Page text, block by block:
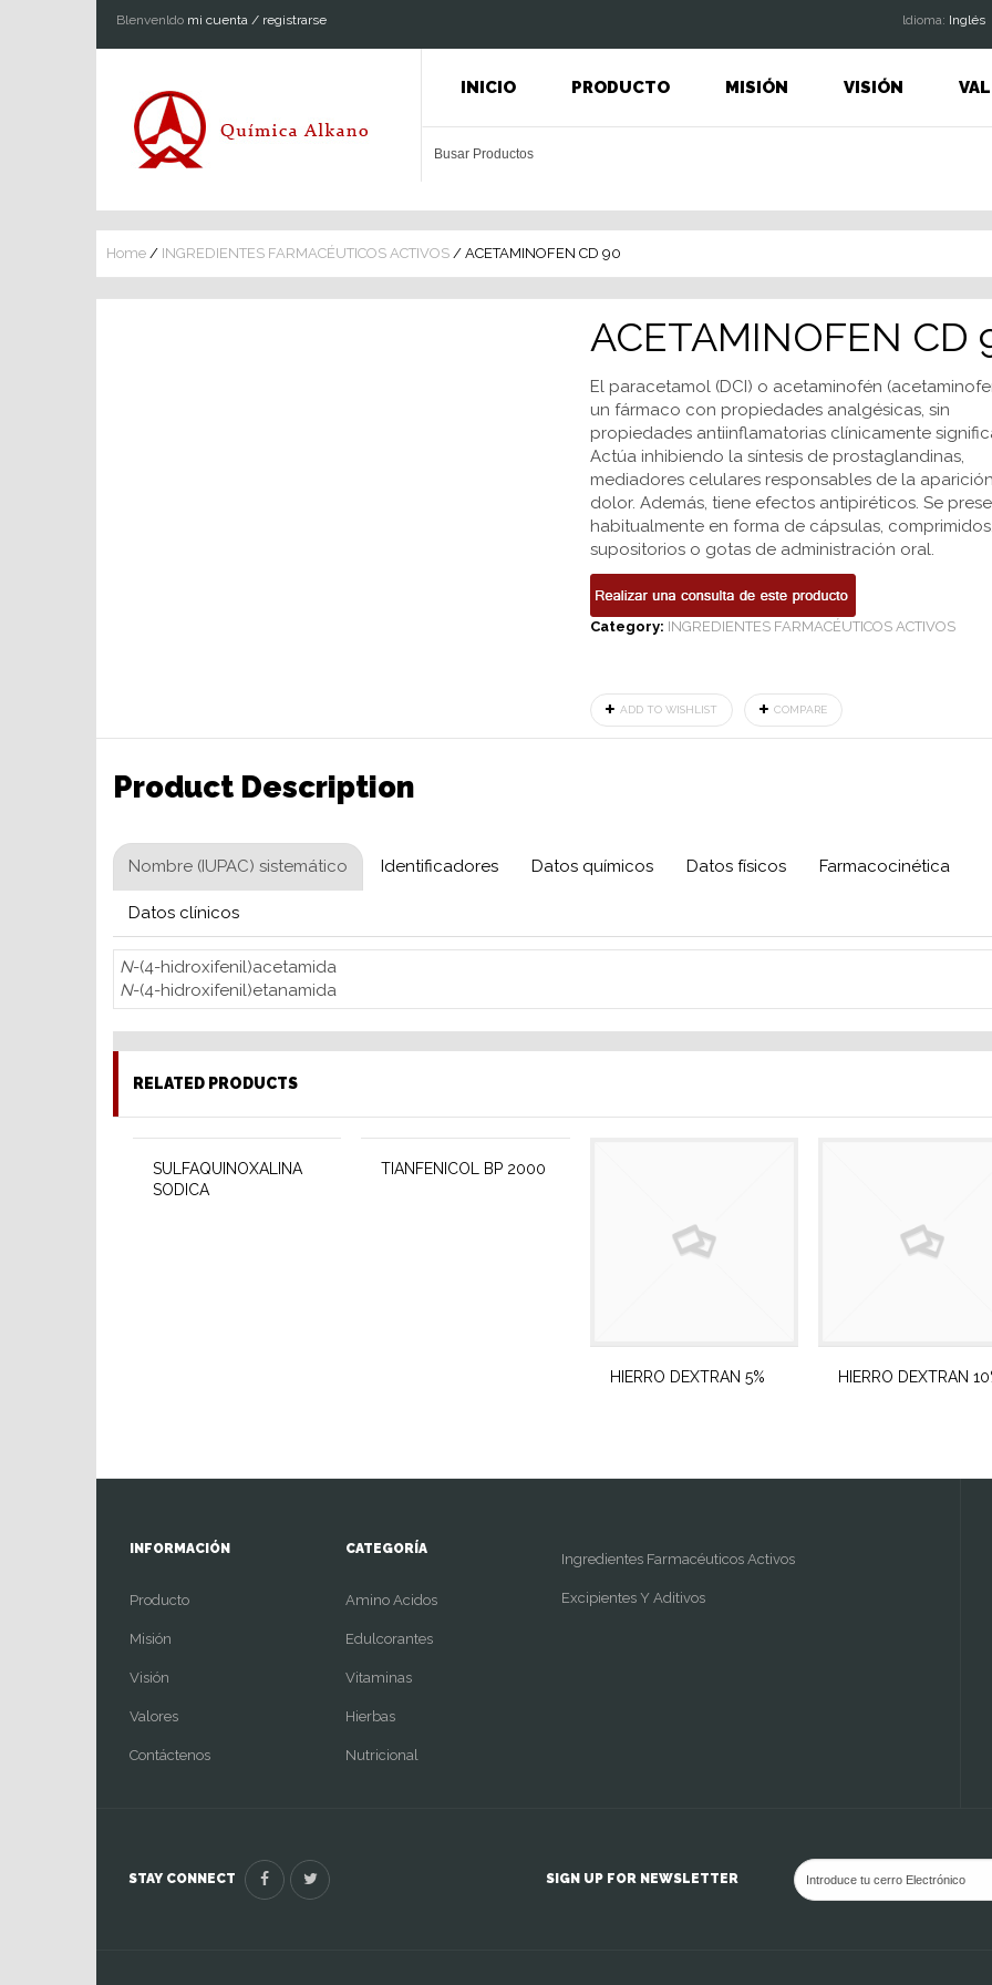
Blenvenldo mi cuenta / registrarse ldioma: Inglés
INICIO PRODUCTO MISIÓN VISIÓN
Home / INGREDIENTES FARMACÉUTICOS ACTIVOS / ACETAMINOFEN CD 90
ACETAMINOFEN CD
El paracetamol (DCI) o acetaminofén
un fármaco con propiedades analgésicas, sin
propiedades antiinflamatorias clínicamente
Actúa inhibiendo la síntesis de prostaglandinas,
mediadores celulares responsables de la
dolor. Además, tiene efectos antipiréticos. Se
habitualmente en forma de cápsulas,
supositorios o gotas de administración oral.
Category: INGREDIENTES FARMACÉUTICOS ACTIVOS
ADD TO WISHLIST COMPARE
Product Description
Nombre (IUPAC) sistemático Identificadores Datos químicos Datos físicos Farmacocinética
Datos clínicos
N-(4-hidroxifenil)acetamida
N-(4-hidroxifenil)etanamida
RELATED PRODUCTS
SULFAQUINOXALINA
SODICA
TIANFENICOL BP 2000
HIERRO DEXTRAN 5% HIERRO DEXTRAN
INFORMACIÓN
Producto
Misión
Visión
Valores
Contáctenos
CATEGORÍA
Amino Acidos
Edulcorantes
Vitaminas
Hierbas
Nutricional
Ingredientes Farmacéuticos Activos
Excipientes Y Aditivos
STAY CONNECT SIGN UP FOR NEWSLETTER